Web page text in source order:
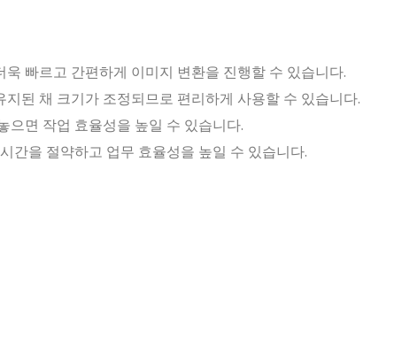
빠르고 간편하게 이미지 변환을 진행할 수 있습니다.
된 채 크기가 조정되므로 편리하게 사용할 수 있습니다.
으면 작업 효율성을 높일 수 있습니다.
간을 절약하고 업무 효율성을 높일 수 있습니다.